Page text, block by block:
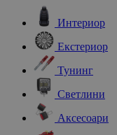
Интериор
Екстериор
Тунинг
Светлини
Аксесоари